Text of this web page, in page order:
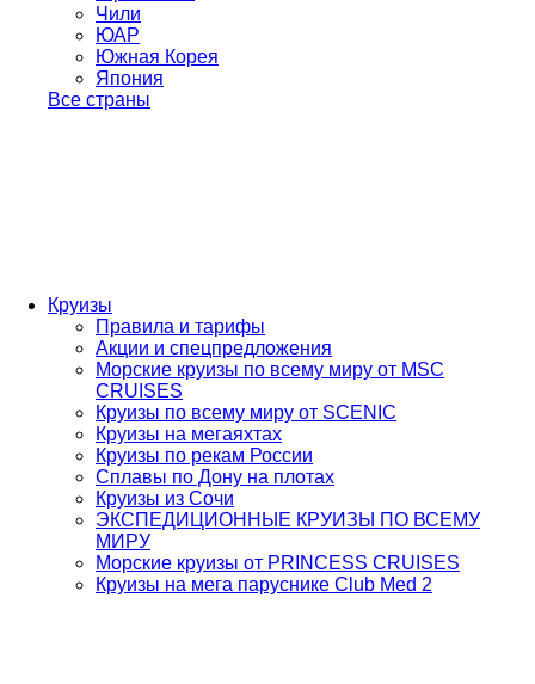
Чили
ЮАР
Южная Корея
Япония
Все страны
Круизы
Правила и тарифы
Акции и спецпредложения
Морские круизы по всему миру от MSC
CRUISES
Круизы по всему миру от SCENIC
Круизы на мегаяхтах
Круизы по рекам России
Сплавы по Дону на плотах
Круизы из Сочи
ЭКСПЕДИЦИОННЫЕ КРУИЗЫ ПО ВСЕМУ
МИРУ
Морские круизы от PRINCESS CRUISES
Круизы на мега паруснике Club Med 2